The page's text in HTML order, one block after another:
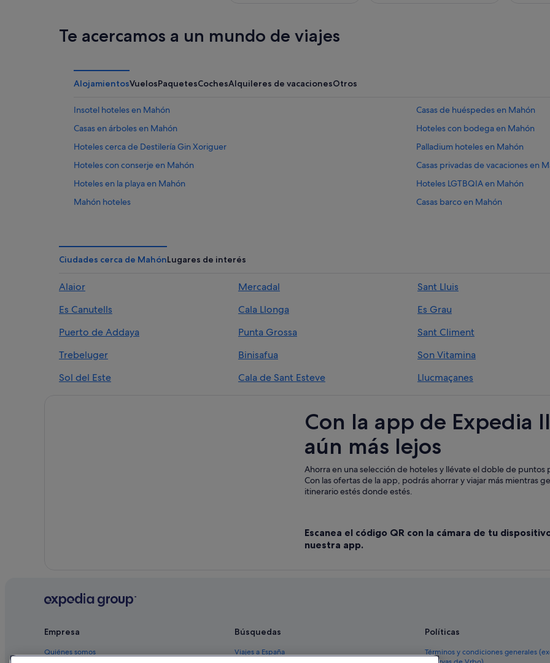
Te acercamos a un mundo de viajes
AlojamientosVuelosPaquetesCochesAlquileres de vacacionesOtros
Insotel hoteles en Mahón
Casas de huéspedes en Mahón
Casas en árboles en Mahón
Hoteles con bodega en Mahón
Hoteles cerca de Destilería Gin Xoriguer
Palladium hoteles en Mahón
Hoteles con conserje en Mahón
Casas privadas de vacaciones en
Hoteles en la playa en Mahón
Hoteles LGTBQIA en Mahón
Mahón hoteles
Casas barco en Mahón
Hoteles de 4 estrellas en Mahón
Hoteles con gimnasio en Mahón
Hoteles que aceptan mascotas en
Villas en Mahón
Hoteles para bodas en Mahón
Hoteles cerca de Iglesia de Santa María
Apartamentos en Mahón
Hoteles con wifi en Mahón
Hoteles con piscina en Mahón
Cabañas en Mahón
Barcelo hoteles en Mahón
Tiendas de safari en Mahón
Hoteles con restaurante en Mahón
Hoteles de 5 estrellas en Mahón
Artiem Hotels en Mahón
Ciudades cerca de MahónLugares de interés
Alaior Mercadal Sant Lluis
Es Canutells
Cala Llonga Es Grau
Puerto de Addaya
Punta Grossa Sant Climent
Trebeluger
Binisafua Son Vitamina
Sol del Este
Cala de Sant Esteve Llucmaçanes
Con la app de Expedia
aún más lejos
Ahorra en una selección de hoteles y llévate el doble de puntos
Con las ofertas de la app, podrás ahorrar y viajar más mientras
itinerario estés donde estés.
Escanea el código QR con la cámara de tu
nuestra app.
Empresa
Quiénes somos
Búsquedas
Viajes a España
Políticas
Términos y condiciones generales